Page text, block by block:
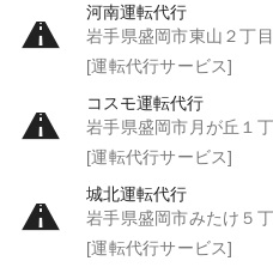
河南運転代行
岩手県盛岡市東山２丁
[運転代行サービス]
コスモ運転代行
岩手県盛岡市月が丘１
[運転代行サービス]
城北運転代行
岩手県盛岡市みたけ５
[運転代行サービス]